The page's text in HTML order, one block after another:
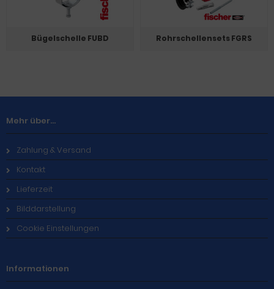
Bügelschelle FUBD Rohrschellensets FGRS
Mehr über...
Zahlung & Versand
Kontakt
Lieferzeit
Bilddarstellung
Cookie Einstellungen
Informationen